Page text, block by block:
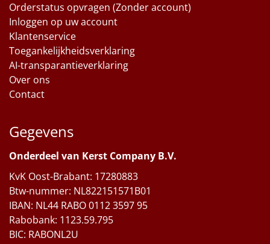
Orderstatus opvragen (Zonder account)
Inloggen op uw account
Klantenservice
Toegankelijkheidsverklaring
AI-transparantieverklaring
Over ons
Contact
Gegevens
Onderdeel van Kerst Company B.V.
KvK Oost-Brabant: 17280883
Btw-nummer: NL822151571B01
IBAN: NL44 RABO 0112 3597 95
Rabobank: 1123.59.795
BIC: RABONL2U